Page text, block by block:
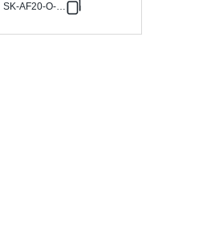
SK-AF20-O-K98